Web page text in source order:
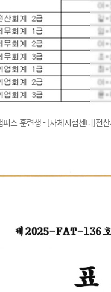
스 훈련생 - [자체시험센터]전